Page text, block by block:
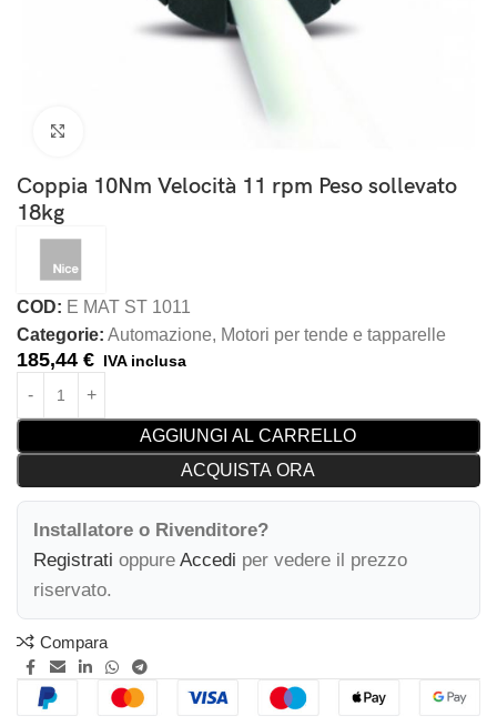
Coppia 10Nm Velocità 11 rpm Peso sollevato
18kg
COD: E MAT ST 1011
Categorie: Automazione, Motori per tende e tapparelle
185,44 € IVA inclusa
AGGIUNGI AL CARRELLO
ACQUISTA ORA
Installatore o Rivenditore?
Registrati oppure Accedi per vedere il prezzo
riservato.
Compara